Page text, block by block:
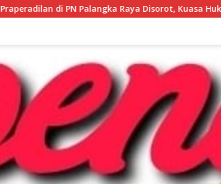
Raya Disorot, Kuasa Hukum Pertanyakan